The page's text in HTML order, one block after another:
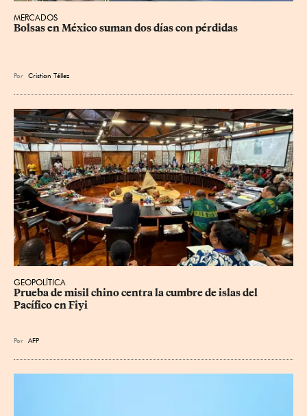
MERCADOS
Bolsas en México suman dos días con pérdidas
Por Cristian Téllez
GEOPOLÍTICA
Prueba de misil chino centra la cumbre de islas del
Pacífico en Fiyi
Por AFP